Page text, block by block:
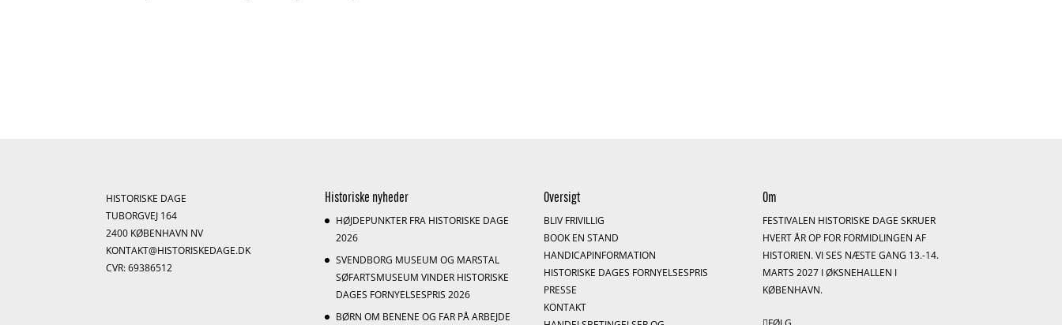
HISTORISKE DAGE
TUBORGVEJ 164
2400 KØBENHAVN NV
KONTAKT@HISTORISKEDAGE.DK
CVR: 69386512
Historiske nyheder
HØJDEPUNKTER FRA HISTORISKE DAGE
2026
SVENDBORG MUSEUM OG MARSTAL
SØFARTSMUSEUM VINDER HISTORISKE
DAGES FORNYELSESPRIS 2026
BØRN OM BENENE OG FAR PÅ ARBEJDE
Oversigt
BLIV FRIVILLIG
BOOK EN STAND
HANDICAPINFORMATION
HISTORISKE DAGES FORNYELSESPRIS
PRESSE
KONTAKT
Om
FESTIVALEN HISTORISKE DAGE SKRUER
HVERT ÅR OP FOR FORMIDLINGEN AF
HISTORIEN. VI SES NÆSTE GANG 13.-14.
MARTS 2027 I ØKSNEHALLEN I
KØBENHAVN.